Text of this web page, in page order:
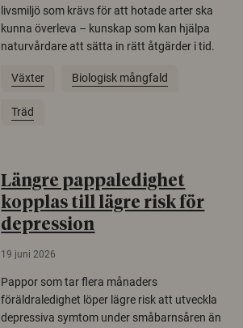
livsmiljö som krävs för att hotade arter ska
kunna överleva – kunskap som kan hjälpa
naturvårdare att sätta in rätt åtgärder i tid.
Växter Biologisk mångfald
Träd
Längre pappaledighet
kopplas till lägre risk för
depression
19 juni 2026
Pappor som tar flera månaders
föräldraledighet löper lägre risk att utveckla
depressiva symtom under småbarnsåren än